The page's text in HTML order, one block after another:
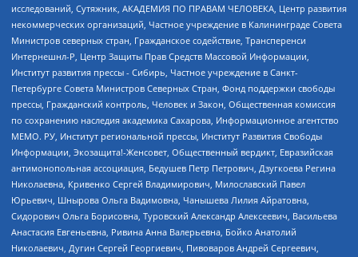
исследований, Сутяжник, АКАДЕМИЯ ПО ПРАВАМ ЧЕЛОВЕКА, Центр развития
некоммерческих организаций, Частное учреждение в Калининграде Совета
Министров северных стран, Гражданское содействие, Трансперенси
Интернешнл-Р, Центр Защиты Прав Средств Массовой Информации,
Институт развития прессы - Сибирь, Частное учреждение в Санкт-
Петербурге Совета Министров Северных Стран, Фонд поддержки свободы
прессы, Гражданский контроль, Человек и Закон, Общественная комиссия
по сохранению наследия академика Сахарова, Информационное агентство
МЕМО. РУ, Институт региональной прессы, Институт Развития Свободы
Информации, Экозащита!-Женсовет, Общественный вердикт, Евразийская
антимонопольная ассоциация, Бедушев Петр Петрович, Дзугкоева Регина
Николаевна, Кривенко Сергей Владимирович, Милославский Павел
Юрьевич, Шнырова Ольга Вадимовна, Чанышева Лилия Айратовна,
Сидорович Ольга Борисовна, Туровский Александр Алексеевич, Васильева
Анастасия Евгеньевна, Ривина Анна Валерьевна, Бойко Анатолий
Николаевич, Дугин Сергей Георгиевич, Пивоваров Андрей Сергеевич,